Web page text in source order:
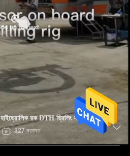
রক DTH ড্রিলিং সরঞ্জাম
327 মতামত